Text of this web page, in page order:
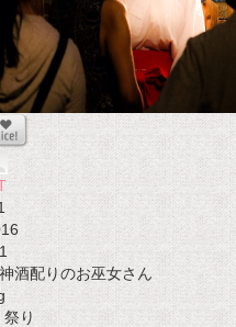
1
酒配りのお巫女さん
祭り